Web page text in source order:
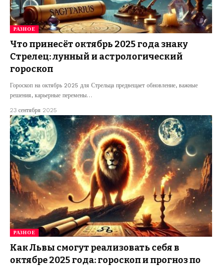
РАЗНОЕ
Что принесёт октябрь 2025 года знаку
Стрелец: лунный и астрологический
гороскоп
Гороскоп на октябрь 2025 для Стрельца предвещает обновление, важные
решения, карьерные перемены…
23 сентября 2025
РАЗНОЕ
Как Львы смогут реализовать себя в
октябре 2025 года: гороскоп и прогноз по